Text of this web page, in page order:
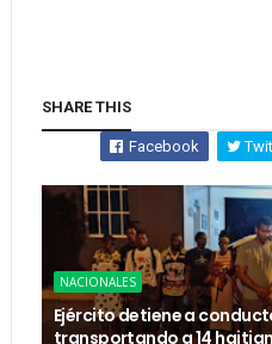
SHARE THIS
Facebook
NACIONALES
Ejército detiene a
transportando a 14